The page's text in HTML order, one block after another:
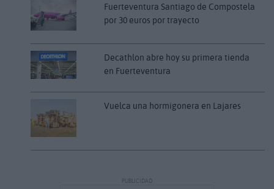
Fuerteventura Santiago de Compostela
por 30 euros por trayecto
Decathlon abre hoy su primera tienda
en Fuerteventura
Vuelca una hormigonera en Lajares
PUBLICIDAD